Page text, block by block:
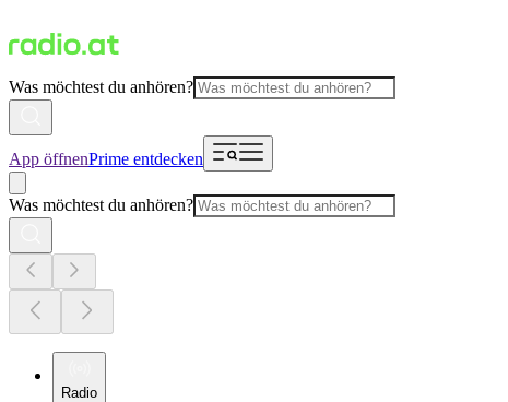
Was möchtest du anhören?
App öffnenPrime entdecken
Was möchtest du anhören?
Radio